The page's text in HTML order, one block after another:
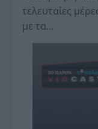
τελευταίες
με τα…